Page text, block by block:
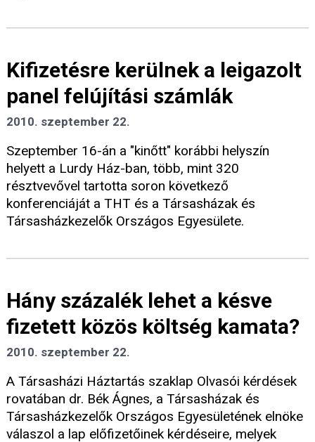
Kifizetésre kerülnek a leigazolt
panel felújítási számlák
2010. szeptember 22.
Szeptember 16-án a "kinőtt" korábbi helyszín
helyett a Lurdy Ház-ban, több, mint 320
résztvevővel tartotta soron következő
konferenciáját a THT és a Társasházak és
Társasházkezelők Országos Egyesülete.
Hány százalék lehet a késve
fizetett közös költség kamata?
2010. szeptember 22.
A Társasházi Háztartás szaklap Olvasói kérdések
rovatában dr. Bék Ágnes, a Társasházak és
Társasházkezelők Országos Egyesületének elnöke
válaszol a lap előfizetőinek kérdéseire, melyek